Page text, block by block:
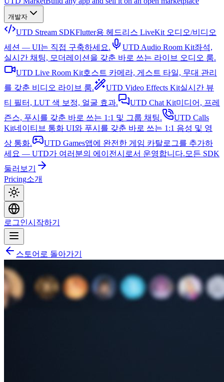
개발자
UTD Stream SDKFlutter용 헤드리스 LiveKit 오디오/비디오
세션 — UI는 직접 구축하세요.
UTD Audio Room Kit좌석,
실시간 채팅, 모더레이션을 갖춘 바로 쓰는 라이브 오디오 룸.
UTD Live Room Kit호스트 카메라, 게스트 타일, 무대 관리
를 갖춘 비디오 라이브 룸.
UTD Video Effects Kit실시간 뷰
티 필터, LUT 색 보정, 얼굴 효과.
UTD Chat Kit미디어, 프레
즌스, 푸시를 갖춘 바로 쓰는 1:1 및 그룹 채팅.
UTD Calls
Kit네이티브 통화 UI와 푸시를 갖춘 바로 쓰는 1:1 음성 및 영
상 통화.
UTD Games앱에 완전한 게임 카탈로그를 추가하
세요 — UTD가 여러분의 에이전시로서 운영합니다. 모든 SDK
둘러보기
Pricing소개
로그인시작하기
스토어로 돌아가기